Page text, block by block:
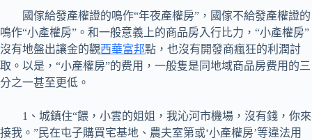
國傢給發產權證的鳴作“年夜產權房”，國傢不給發產權證的
鳴作“小產權房”。和一般意義上的商品房入行比力，“小產權房”
沒有地盤出讓金的觀西華富邦點，也沒有開發商瘋狂的利潤討
取。以是，“小產權房”的费用，一般隻是同地域商品房费用的三
分之一甚至更低。
1、城鎮住“餵，小雲的姐姐，我沁河市機場，沒有錢，你來
接我。”民在屯子購買宅基地、農夫室第或‘小產權房’等違法用